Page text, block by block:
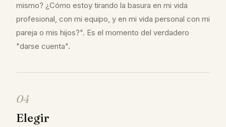
mismo? ¿Cómo estoy tirando la basura en mi vida
profesional, con mi equipo, y en mi vida personal con mi
pareja o mis hijos?". Es el momento del verdadero
"darse cuenta".
04
Elegir